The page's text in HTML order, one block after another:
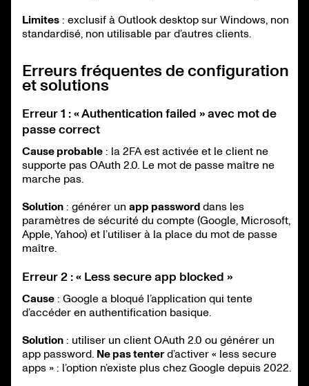
Limites : exclusif à Outlook desktop sur Windows, non
standardisé, non utilisable par d’autres clients.
Erreurs fréquentes de configuration
et solutions
Erreur 1 : « Authentication failed » avec mot de
passe correct
Cause probable : la 2FA est activée et le client ne
supporte pas OAuth 2.0. Le mot de passe maître ne
marche pas.
Solution : générer un app password dans les
paramètres de sécurité du compte (Google, Microsoft,
Apple, Yahoo) et l’utiliser à la place du mot de passe
maître.
Erreur 2 : « Less secure app blocked »
Cause : Google a bloqué l’application qui tente
d’accéder en authentification basique.
Solution : utiliser un client OAuth 2.0 ou générer un
app password. Ne pas tenter d’activer « less secure
apps » : l’option n’existe plus chez Google depuis 2022.